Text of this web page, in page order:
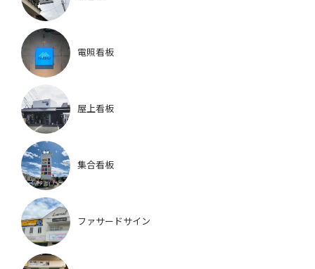
電照看板
屋上看板
集合看板
ファサードサイン